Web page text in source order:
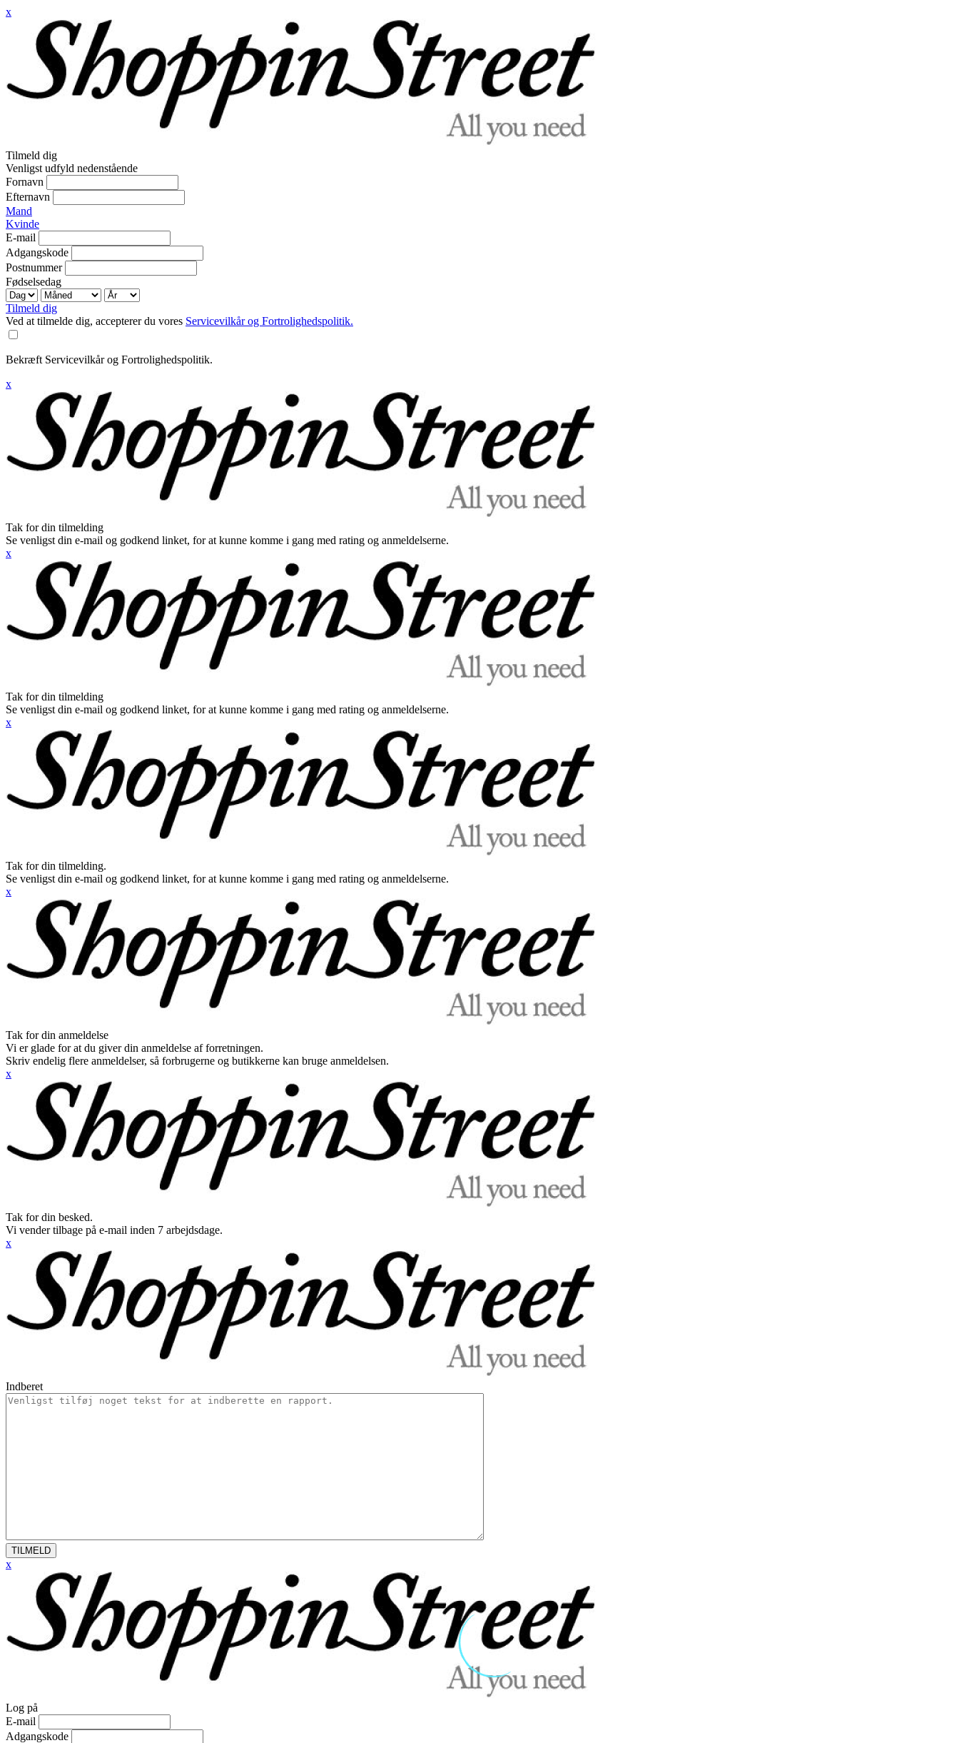
x
Tilmeld dig
Venligst udfyld nedenstående
Fornavn
Efternavn
Mand
Kvinde
E-mail
Adgangskode
Postnummer
Fødselsedag
Tilmeld dig
Ved at tilmelde dig, accepterer du vores Servicevilkår og Fortrolighedspolitik.
Bekræft Servicevilkår og Fortrolighedspolitik.
x
Tak for din tilmelding
Se venligst din e-mail og godkend linket, for at kunne komme i gang med rating og anmeldelserne.
x
Tak for din tilmelding
Se venligst din e-mail og godkend linket, for at kunne komme i gang med rating og anmeldelserne.
x
Tak for din tilmelding.
Se venligst din e-mail og godkend linket, for at kunne komme i gang med rating og anmeldelserne.
x
Tak for din anmeldelse
Vi er glade for at du giver din anmeldelse af forretningen.
Skriv endelig flere anmeldelser, så forbrugerne og butikkerne kan bruge anmeldelsen.
x
Tak for din besked.
Vi vender tilbage på e-mail inden 7 arbejdsdage.
x
Indberet
TILMELD
x
Log på
E-mail
Adgangskode